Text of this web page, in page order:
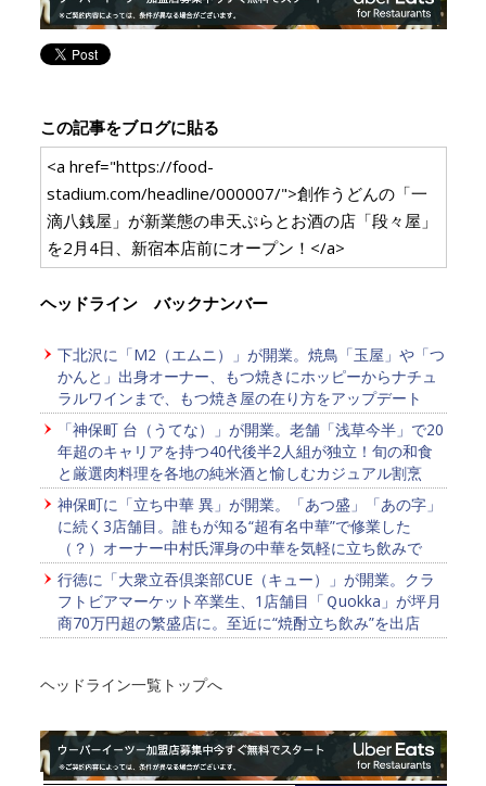
この記事をブログに貼る
<a href="https://food-
stadium.com/headline/000007/">創作うどんの「一
滴八銭屋」が新業態の串天ぷらとお酒の店「段々屋」
を2月4日、新宿本店前にオープン！</a>
ヘッドライン バックナンバー
下北沢に「M2（エムニ）」が開業。焼鳥「玉屋」や「つ
かんと」出身オーナー、もつ焼きにホッピーからナチュ
ラルワインまで、もつ焼き屋の在り方をアップデート
「神保町 台（うてな）」が開業。老舗「浅草今半」で20
年超のキャリアを持つ40代後半2人組が独立！旬の和食
と厳選肉料理を各地の純米酒と愉しむカジュアル割烹
神保町に「立ち中華 異」が開業。「あつ盛」「あの字」
に続く3店舗目。誰もが知る“超有名中華”で修業した
（？）オーナー中村氏渾身の中華を気軽に立ち飲みで
行徳に「大衆立吞倶楽部CUE（キュー）」が開業。クラ
フトビアマーケット卒業生、1店舗目「Ｑuokka」が坪月
商70万円超の繁盛店に。至近に“焼酎立ち飲み”を出店
ヘッドライン一覧トップへ